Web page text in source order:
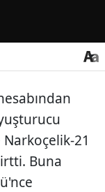
Narkoçelik-21
Buna